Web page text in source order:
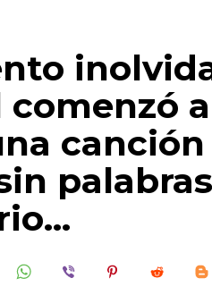
comenzó